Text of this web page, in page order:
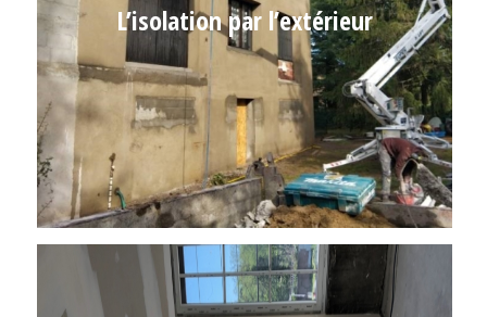
L’isolation par l’extérieur